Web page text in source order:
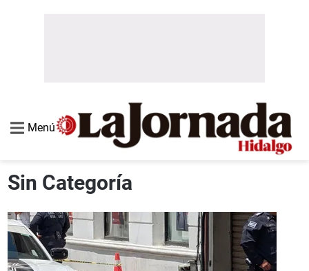
Menú
Sin Categoría